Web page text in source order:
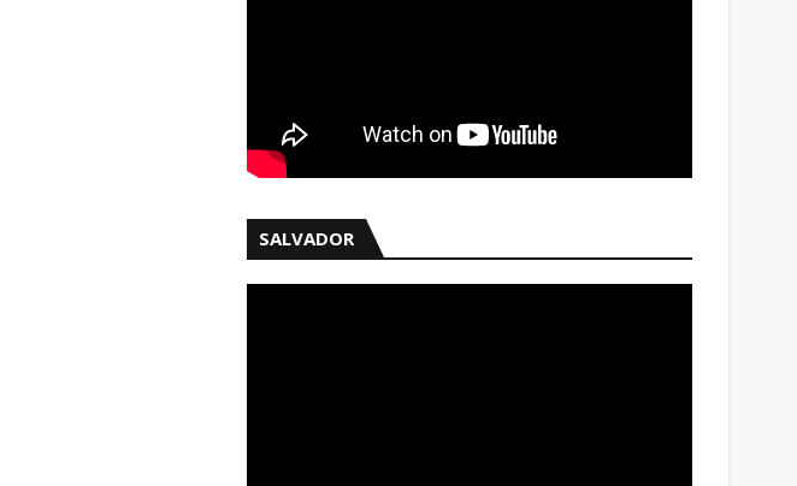
SALVADOR